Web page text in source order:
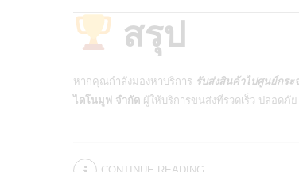
สรุป
หากคุณกำลังมองหาบริการ รับส่งสินค้าไปศูนย์กร
ไดโนมูฟ จำกัด ผู้ให้บริการขนส่งที่รวดเร็ว ปลอด